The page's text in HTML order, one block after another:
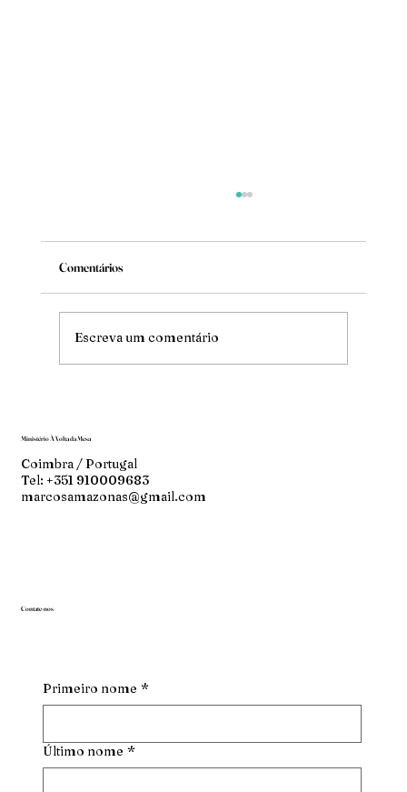
Mude
Comentários
Escreva um comentário
Ministério À Volta da Mesa
Coimbra / Portugal
Tel: +351 910009683
marcosamazonas@gmail.com
Contate-nos
Primeiro nome *
Último nome *